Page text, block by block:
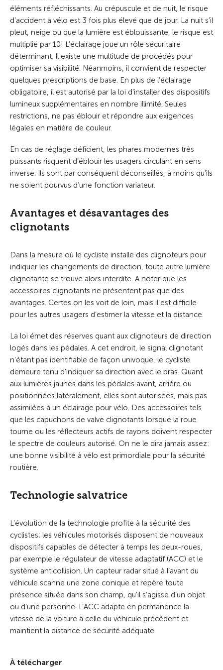
éléments réfléchissants. Au crépuscule et de nuit, le risque
d’accident à vélo est 3 fois plus élevé que de jour. La nuit s’il
pleut, neige ou que la lumière est éblouissante, le risque est
multiplié par 10! L’éclairage joue un rôle sécuritaire
déterminant. Il existe une multitude de procédés pour
optimiser sa visibilité. Néanmoins, il convient de respecter
quelques prescriptions de base. En plus de l’éclairage
obligatoire, il est autorisé par la loi d’installer des dispositifs
lumineux supplémentaires en nombre illimité. Seules
restrictions, ne pas éblouir et répondre aux exigences
légales en matière de couleur.
En cas de réglage déficient, les phares modernes très
puissants risquent d’éblouir les usagers circulant en sens
inverse. Ils sont par conséquent déconseillés, à moins qu’ils
ne soient pourvus d’une fonction variateur.
Avantages et désavantages des
clignotants
Dans la mesure où le cycliste installe des clignoteurs pour
indiquer les changements de direction, toute autre lumière
clignotante se trouve alors interdite. A noter que les
accessoires clignotants ne présentent pas que des
avantages. Certes on les voit de loin, mais il est difficile
pour les autres usagers d’estimer la vitesse et la distance.
La loi émet des réserves quant aux clignoteurs de direction
logés dans les pédales. A cet endroit, le signal clignotant
n’étant pas identifiable de façon univoque, le cycliste
demeure tenu d’indiquer sa direction avec le bras. Quant
aux lumières jaunes dans les pédales avant, arrière ou
positionnées latéralement, elles sont autorisées, mais pas
assimilées à un éclairage pour vélo. Des accessoires tels
que les capuchons de valve clignotants lorsque la roue
tourne ou les réflecteurs actifs de rayons doivent respecter
le spectre de couleurs autorisé. On ne le dira jamais assez:
une bonne visibilité à vélo est primordiale pour la sécurité
routière.
Technologie salvatrice
L’évolution de la technologie profite à la sécurité des
cyclistes; les véhicules motorisés disposent de nouveaux
dispositifs capables de détecter à temps les deux-roues,
par exemple le régulateur de vitesse adaptatif (ACC) et le
système anticollision. Un capteur radar situé à l’avant du
véhicule scanne une zone conique et repère toute
présence située dans son champ, qu’il s’agisse d’un objet
ou d’une personne. L’ACC adapte en permanence la
vitesse de la voiture à celle du véhicule précédent et
maintient la distance de sécurité adéquate.
À télécharger